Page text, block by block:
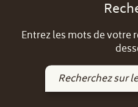
Entrez les mots de votre
Recherchez
sur